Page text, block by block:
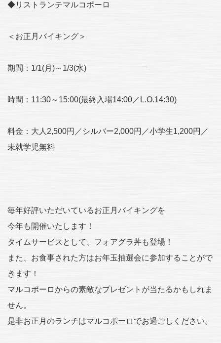
◆リストランテマルコポーロ
＜お正月バイキング＞
期間：1/1(月)～1/3(水)
時間：11:30～15:00(最終入場14:00／L.O.14:30)
料金：大人2,500円／シルバー2,000円／小学生1,200円／
未就学児無料
毎年好評いただいているお正月バイキングを
今年も開催いたします！
タイムサービスとして、フォアグラ丼も登場！
また、お食事された方はお年玉抽選会に参加することがで
きます！
マルコポーロからの素敵なプレゼントが当たるかもしれま
せん。
是非お正月のランチはマルコポーロでお過ごしください。